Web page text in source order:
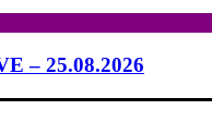
– 25.08.2026